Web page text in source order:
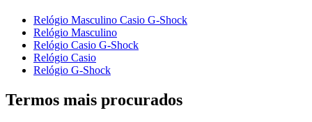
Relógio Masculino Casio G-Shock
Relógio Masculino
Relógio Casio G-Shock
Relógio Casio
Relógio G-Shock
Termos mais procurados